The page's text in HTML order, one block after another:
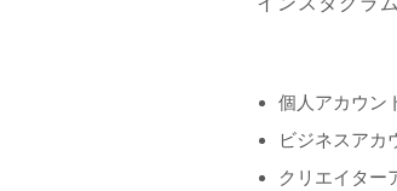
個人アカウン
ビジネスアカ
クリエイター